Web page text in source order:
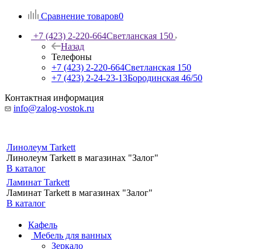
Сравнение товаров0
+7 (423) 2-220-664Светланская 150
Назад
Телефоны
+7 (423) 2-220-664Светланская 150
+7 (423) 2-24-23-13Бородинская 46/50
Контактная информация
info@zalog-vostok.ru
Линолеум Tarkett
Линолеум Tarkett в магазинах "Залог"
В каталог
Ламинат Tarkett
Ламинат Tarkett в магазинах "Залог"
В каталог
Кафель
Мебель для ванных
Зеркало